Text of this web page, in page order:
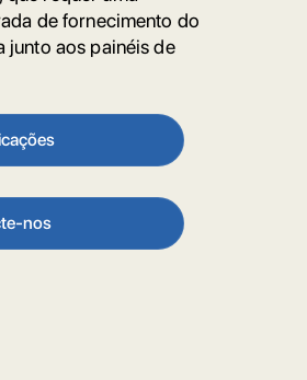
de fornecimento do
junto aos painéis de
nos